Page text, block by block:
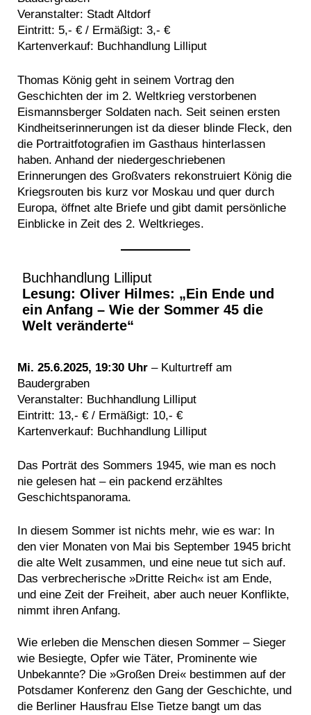
Veranstalter: Stadt Altdorf
Eintritt: 5,- € / Ermäßigt: 3,- €
Kartenverkauf: Buchhandlung Lilliput
Thomas König geht in seinem Vortrag den
Geschichten der im 2. Weltkrieg verstorbenen
Eismannsberger Soldaten nach. Seit seinen ersten
Kindheitserinnerungen ist da dieser blinde Fleck, den
die Portraitfotografien im Gasthaus hinterlassen
haben. Anhand der niedergeschriebenen
Erinnerungen des Großvaters rekonstruiert König die
Kriegsrouten bis kurz vor Moskau und quer durch
Europa, öffnet alte Briefe und gibt damit persönliche
Einblicke in Zeit des 2. Weltkrieges.
Buchhandlung Lilliput
Lesung: Oliver Hilmes: „Ein Ende und
ein Anfang – Wie der Sommer 45 die
Welt veränderte“
Mi. 25.6.2025, 19:30 Uhr – Kulturtreff am
Baudergraben
Veranstalter: Buchhandlung Lilliput
Eintritt: 13,- € / Ermäßigt: 10,- €
Kartenverkauf: Buchhandlung Lilliput
Das Porträt des Sommers 1945, wie man es noch
nie gelesen hat – ein packend erzähltes
Geschichtspanorama.
In diesem Sommer ist nichts mehr, wie es war: In
den vier Monaten von Mai bis September 1945 bricht
die alte Welt zusammen, und eine neue tut sich auf.
Das verbrecherische »Dritte Reich« ist am Ende,
und eine Zeit der Freiheit, aber auch neuer Konflikte,
nimmt ihren Anfang.
Wie erleben die Menschen diesen Sommer – Sieger
wie Besiegte, Opfer wie Täter, Prominente wie
Unbekannte? Die »Großen Drei« bestimmen auf der
Potsdamer Konferenz den Gang der Geschichte, und
die Berliner Hausfrau Else Tietze bangt um das